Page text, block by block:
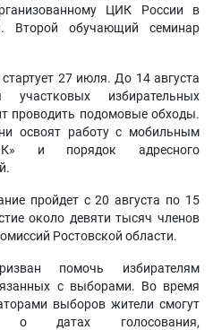
ЦИК России в
Второй обучающий семинар
27 июля. До 14 августа
избирательных
проводить подомовые обходы.
освоят работу с мобильным
и порядок адресного
пройдет с 20 августа по 15
около девяти тысяч членов
Ростовской области.
помочь избирателям
с выборами. Во время
выборов жители смогут
о датах голосования,